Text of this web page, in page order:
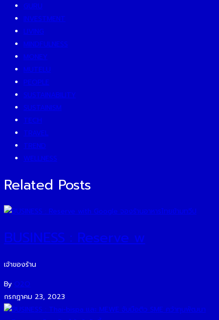
GURU
INVESTMENT
LIVING
MINDFULNESS
MONEY
MUTELU
PEOPLE
SUSTAINABILITY
SUSTAINISM
TECH
TRAVEL
TREND
WELLNESS
Related Posts
BUSINESS : Reserve w
เจ้าของร้าน
By O2O
กรกฎาคม 23, 2023